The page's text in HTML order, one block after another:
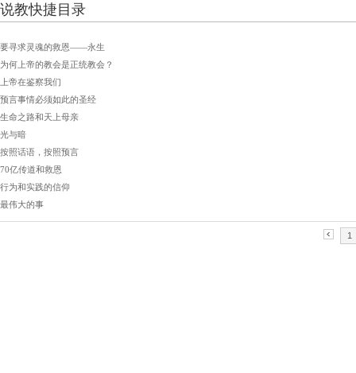
说教快捷目录
要寻求灵魂的救恩——永生
​为何上帝的教会是正统教会？
上帝在鉴察我们
预言事情必须如此的圣经
生命之路和天上母亲
光与暗
按照话语，按照预言
70亿传道和救恩
行为和实践的信仰
最伟大的事
1